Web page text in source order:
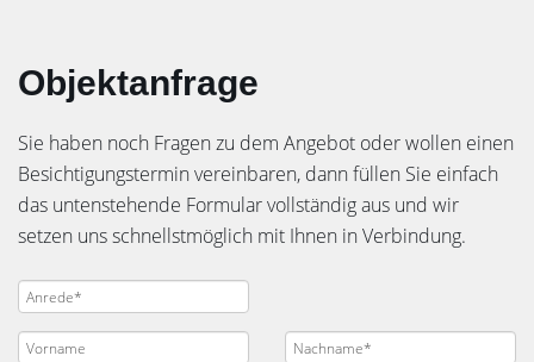
Objektanfrage
Sie haben noch Fragen zu dem Angebot oder wollen einen
Besichtigungstermin vereinbaren, dann füllen Sie einfach
das untenstehende Formular vollständig aus und wir
setzen uns schnellstmöglich mit Ihnen in Verbindung.